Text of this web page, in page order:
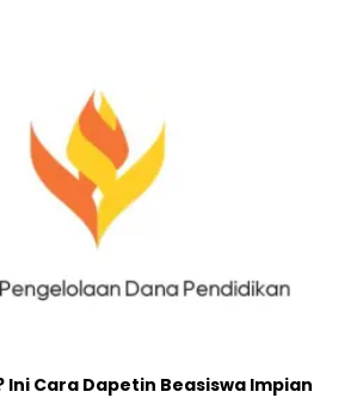
Ini Cara Dapetin Beasiswa Impian